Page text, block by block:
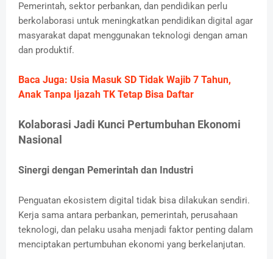
Pemerintah, sektor perbankan, dan pendidikan perlu
berkolaborasi untuk meningkatkan pendidikan digital agar
masyarakat dapat menggunakan teknologi dengan aman
dan produktif.
Baca Juga: Usia Masuk SD Tidak Wajib 7 Tahun,
Anak Tanpa Ijazah TK Tetap Bisa Daftar
Kolaborasi Jadi Kunci Pertumbuhan Ekonomi
Nasional
Sinergi dengan Pemerintah dan Industri
Penguatan ekosistem digital tidak bisa dilakukan sendiri.
Kerja sama antara perbankan, pemerintah, perusahaan
teknologi, dan pelaku usaha menjadi faktor penting dalam
menciptakan pertumbuhan ekonomi yang berkelanjutan.